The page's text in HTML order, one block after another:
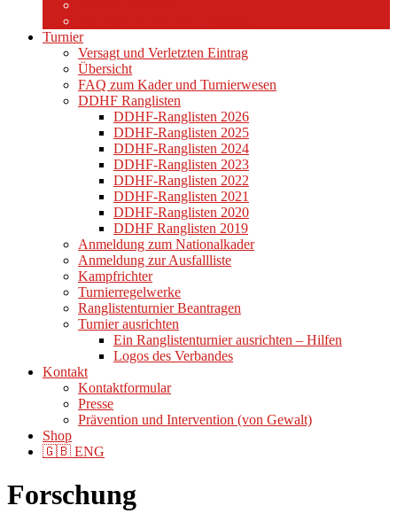
Turnier
Versagt und Verletzten Eintrag
Übersicht
FAQ zum Kader und Turnierwesen
DDHF Ranglisten
DDHF-Ranglisten 2026
DDHF-Ranglisten 2025
DDHF-Ranglisten 2024
DDHF-Ranglisten 2023
DDHF-Ranglisten 2022
DDHF-Ranglisten 2021
DDHF-Ranglisten 2020
DDHF Ranglisten 2019
Anmeldung zum Nationalkader
Anmeldung zur Ausfallliste
Kampfrichter
Turnierregelwerke
Ranglistenturnier Beantragen
Turnier ausrichten
Ein Ranglistenturnier ausrichten – Hilfen
Logos des Verbandes
Kontakt
Kontaktformular
Presse
Prävention und Intervention (von Gewalt)
Shop
🇬🇧 ENG
Forschung